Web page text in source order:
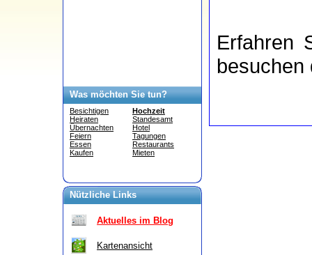
Was möchten Sie tun?
Besichtigen
Heiraten
Übernachten
Feiern
Essen
Kaufen
Hochzeit
Standesamt
Hotel
Tagungen
Restaurants
Mieten
Nützliche Links
Aktuelles im Blog
Kartenansicht
Erfahren